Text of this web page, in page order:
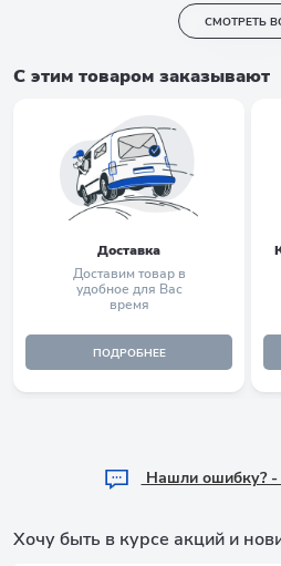
СМОТРЕТЬ
С этим товаром заказывают
Доставка
Доставим товар в
удобное для Вас
время
ПОДРОБНЕЕ
Hашли ошибку?
Хочу быть в курсе акций и